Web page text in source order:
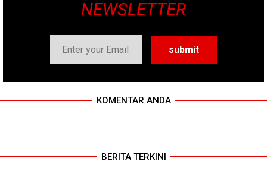
NEWSLETTER
KOMENTAR ANDA
BERITA TERKINI